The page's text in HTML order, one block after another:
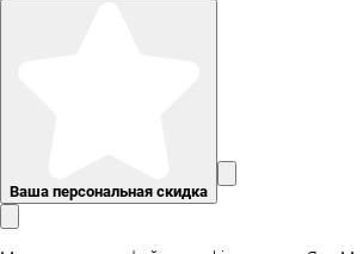
Ваша персональная скидка